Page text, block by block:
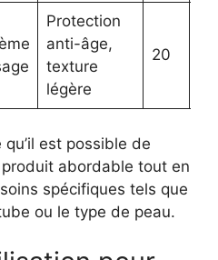
Protection
anti-âge,
texture
légère
20
est possible de
abordable tout en
spécifiques tels que
ou le type de peau.